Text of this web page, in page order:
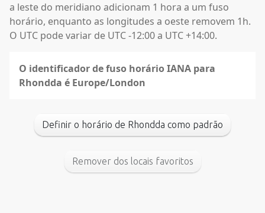
a leste do meridiano adicionam 1 hora a um fuso
horário, enquanto as longitudes a oeste removem 1h.
O UTC pode variar de UTC -12:00 a UTC +14:00.
O identificador de fuso horário IANA para
Rhondda é Europe/London
Definir o horário de Rhondda como padrão
Remover dos locais favoritos